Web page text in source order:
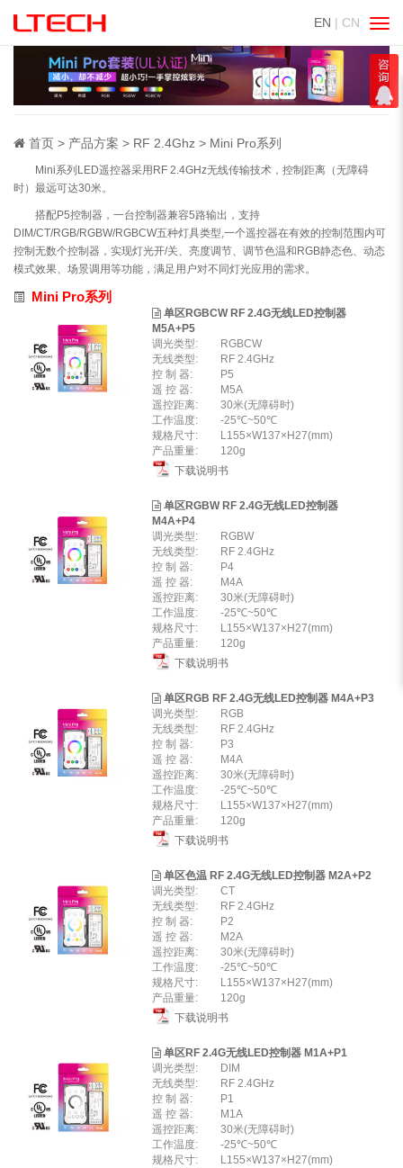
EN | CN
切
换
导
航
首页 产品方案 RF 2.4Ghz Mini Pro系列
Mini系列LED遥控器采用RF 2.4GHz无线传输技术，控制距离（无障碍
时）最远可达30米。
搭配P5控制器，一台控制器兼容5路输出，支持
DIM/CT/RGB/RGBW/RGBCW五种灯具类型,一个遥控器在有效的控制范围内可
控制无数个控制器，实现灯光开/关、亮度调节、调节色温和RGB静态色、动态
模式效果、场景调用等功能，满足用户对不同灯光应用的需求。
Mini Pro系列
单区RGBCW RF 2.4G无线LED控制器
M5A+P5
调光类型:
RGBCW
无线类型:
RF 2.4GHz
控 制 器:
P5
遥 控 器:
M5A
遥控距离:
30米(无障碍时)
工作温度:
-25℃~50℃
规格尺寸:
L155×W137×H27(mm)
产品重量:
120g
下载说明书
单区RGBW RF 2.4G无线LED控制器
M4A+P4
调光类型:
RGBW
无线类型:
RF 2.4GHz
控 制 器:
P4
遥 控 器:
M4A
遥控距离:
30米(无障碍时)
工作温度:
-25℃~50℃
规格尺寸:
L155×W137×H27(mm)
产品重量:
120g
下载说明书
单区RGB RF 2.4G无线LED控制器 M4A+P3
调光类型:
RGB
无线类型:
RF 2.4GHz
控 制 器:
P3
遥 控 器:
M4A
遥控距离:
30米(无障碍时)
工作温度:
-25℃~50℃
规格尺寸:
L155×W137×H27(mm)
产品重量:
120g
下载说明书
单区色温 RF 2.4G无线LED控制器 M2A+P2
调光类型:
CT
无线类型:
RF 2.4GHz
控 制 器:
P2
遥 控 器:
M2A
遥控距离:
30米(无障碍时)
工作温度:
-25℃~50℃
规格尺寸:
L155×W137×H27(mm)
产品重量:
120g
下载说明书
单区RF 2.4G无线LED控制器 M1A+P1
调光类型:
DIM
无线类型:
RF 2.4GHz
控 制 器:
P1
遥 控 器:
M1A
遥控距离:
30米(无障碍时)
工作温度:
-25℃~50℃
规格尺寸:
L155×W137×H27(mm)